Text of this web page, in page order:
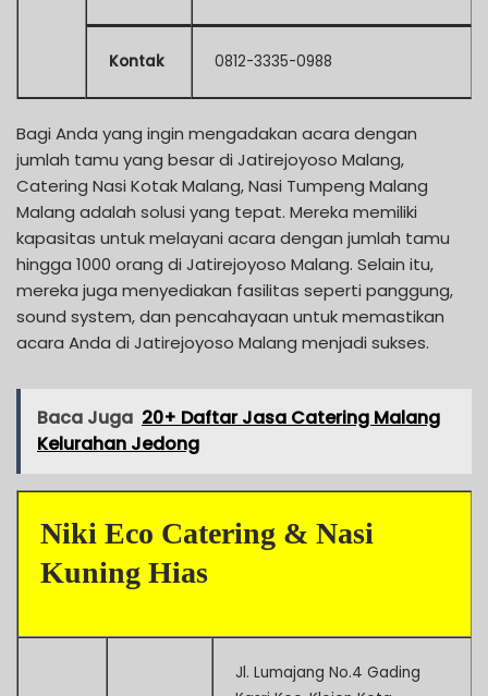
Kontak 0812-3335-0988
Bagi Anda yang ingin mengadakan acara dengan
jumlah tamu yang besar di Jatirejoyoso Malang,
Catering Nasi Kotak Malang, Nasi Tumpeng Malang
Malang adalah solusi yang tepat. Mereka memiliki
kapasitas untuk melayani acara dengan jumlah tamu
hingga 1000 orang di Jatirejoyoso Malang. Selain itu,
mereka juga menyediakan fasilitas seperti panggung,
sound system, dan pencahayaan untuk memastikan
acara Anda di Jatirejoyoso Malang menjadi sukses.
Baca Juga 20+ Daftar Jasa Catering Malang
Kelurahan Jedong
Niki Eco Catering & Nasi
Kuning Hias
Jl. Lumajang No.4 Gading